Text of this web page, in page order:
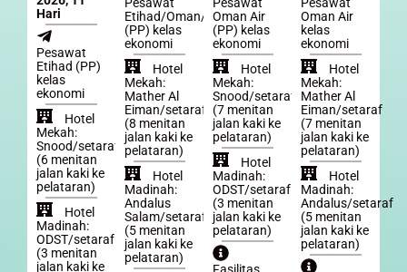
Hari
Pesawat
Etihad (PP)
kelas
ekonomi
Hotel
Mekah:
Snood/setaraf
(6 menitan
jalan kaki ke
pelataran)
Hotel
Madinah:
ODST/setaraf
(3 menitan
jalan kaki ke
Etihad/Oman/Qatar
(PP) kelas
ekonomi
Hotel
Mekah:
Mather Al
Eiman/setaraf
(8 menitan
jalan kaki ke
pelataran)
Hotel
Madinah:
Andalus
Salam/setaraf
(5 menitan
jalan kaki ke
pelataran)
Oman Air
(PP) kelas
ekonomi
Hotel
Mekah:
Snood/setaraf
(7 menitan
jalan kaki ke
pelataran)
Hotel
Madinah:
ODST/setaraf
(3 menitan
jalan kaki ke
pelataran)
Oman Air
kelas
ekonomi
Hotel
Mekah:
Mather Al
Eiman/setaraf
(7 menitan
jalan kaki ke
pelataran)
Hotel
Madinah:
Andalus/setaraf
(5 menitan
jalan kaki ke
pelataran)